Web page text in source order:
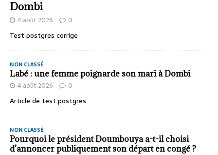
Dombi
4 août 2026 0
Test postgres corrige
NON CLASSÉ
Labé : une femme poignarde son mari à Dombi
4 août 2026 0
Article de test postgres
NON CLASSÉ
Pourquoi le président Doumbouya a-t-il choisi
d’annoncer publiquement son départ en congé ?